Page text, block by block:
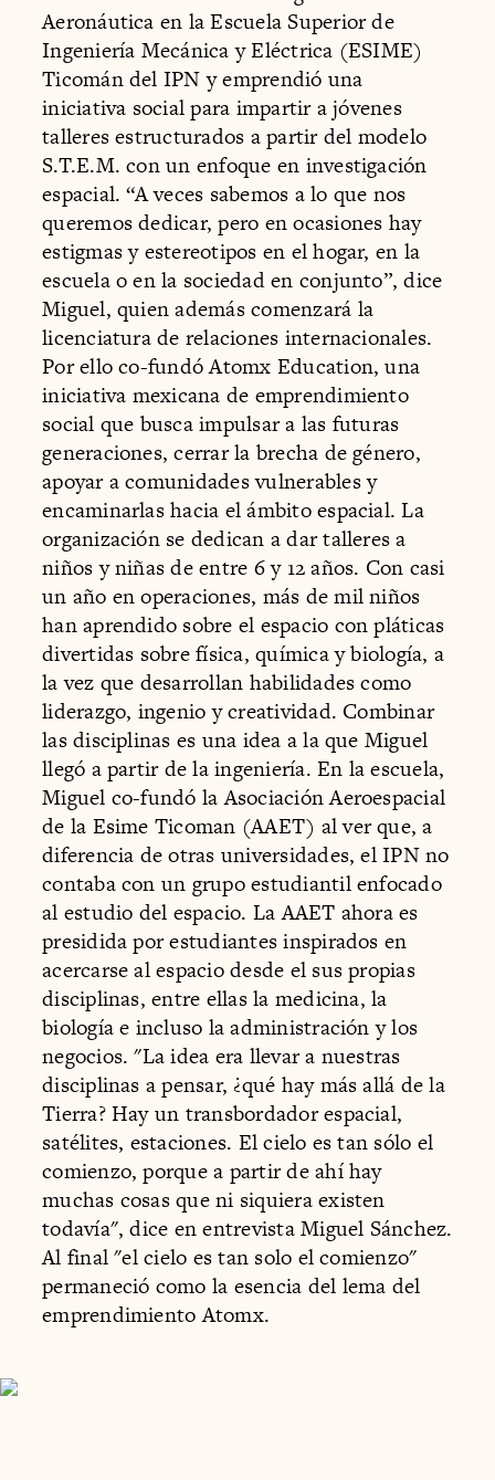
Aeronáutica en la Escuela Superior de
Ingeniería Mecánica y Eléctrica (ESIME)
Ticomán del IPN y emprendió una
iniciativa social para impartir a jóvenes
talleres estructurados a partir del modelo
S.T.E.M. con un enfoque en investigación
espacial. “A veces sabemos a lo que nos
queremos dedicar, pero en ocasiones hay
estigmas y estereotipos en el hogar, en la
escuela o en la sociedad en conjunto”, dice
Miguel, quien además comenzará la
licenciatura de relaciones internacionales.
Por ello co-fundó Atomx Education, una
iniciativa mexicana de emprendimiento
social que busca impulsar a las futuras
generaciones, cerrar la brecha de género,
apoyar a comunidades vulnerables y
encaminarlas hacia el ámbito espacial. La
organización se dedican a dar talleres a
niños y niñas de entre 6 y 12 años. Con casi
un año en operaciones, más de mil niños
han aprendido sobre el espacio con pláticas
divertidas sobre física, química y biología, a
la vez que desarrollan habilidades como
liderazgo, ingenio y creatividad. Combinar
las disciplinas es una idea a la que Miguel
llegó a partir de la ingeniería. En la escuela,
Miguel co-fundó la Asociación Aeroespacial
de la Esime Ticoman (AAET) al ver que, a
diferencia de otras universidades, el IPN no
contaba con un grupo estudiantil enfocado
al estudio del espacio. La AAET ahora es
presidida por estudiantes inspirados en
acercarse al espacio desde el sus propias
disciplinas, entre ellas la medicina, la
biología e incluso la administración y los
negocios. "La idea era llevar a nuestras
disciplinas a pensar, ¿qué hay más allá de la
Tierra? Hay un transbordador espacial,
satélites, estaciones. El cielo es tan sólo el
comienzo, porque a partir de ahí hay
muchas cosas que ni siquiera existen
todavía", dice en entrevista Miguel Sánchez.
Al final "el cielo es tan solo el comienzo"
permaneció como la esencia del lema del
emprendimiento Atomx.